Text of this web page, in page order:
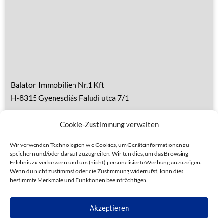
Cookie-Zustimmung verwalten
Wir verwenden Technologien wie Cookies, um Geräteinformationen zu
speichern und/oder darauf zuzugreifen. Wir tun dies, um das Browsing-
Erlebnis zu verbessern und um (nicht) personalisierte Werbung anzuzeigen.
Wenn du nicht zustimmst oder die Zustimmung widerrufst, kann dies
bestimmte Merkmale und Funktionen beeinträchtigen.
Akzeptieren
Balaton Immobilien Nr.1 Kft
H-8315 Gyenesdiás Faludi utca 7/1
Handy 1: 0036 30 153 7382 (deutsch)
Handy 2: 0036 20 935 6160 (ungarisch)
Allgemeine Geschäftsbedingungen